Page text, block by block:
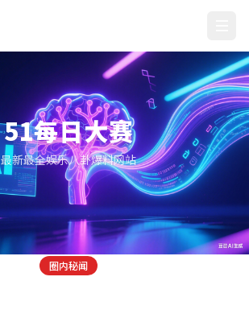
51每日大赛
最新最全娱乐八卦爆料网站
独家爆料
圈内秘闻
综艺爆料